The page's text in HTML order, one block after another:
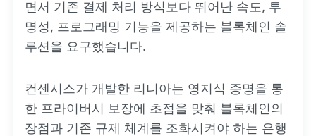
면서 기존 결제 처리 방식보다 뛰어난 속도, 투
명성, 프로그래밍 기능을 제공하는 블록체인 솔
루션을 요구했습니다.
컨센시스가 개발한 리니아는 영지식 증명을 통
한 프라이버시 보장에 초점을 맞춰 블록체인의
장점과 기존 규제 체계를 조화시켜야 하는 은행